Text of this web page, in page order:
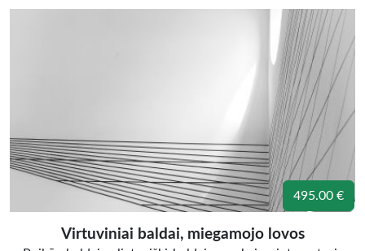
495.00 €
Virtuviniai baldai, miegamojo lovos